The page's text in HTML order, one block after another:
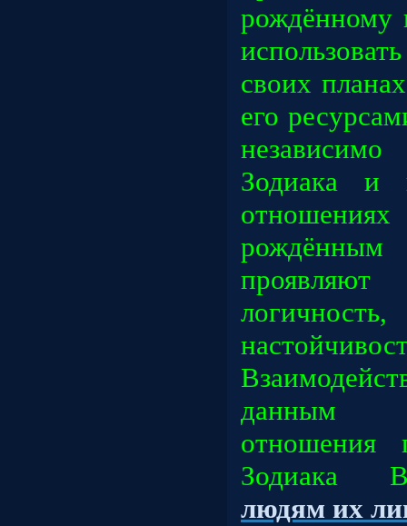
рождённому
своих
его
Зодиака и
данным
отношения
Зодиака
людям их